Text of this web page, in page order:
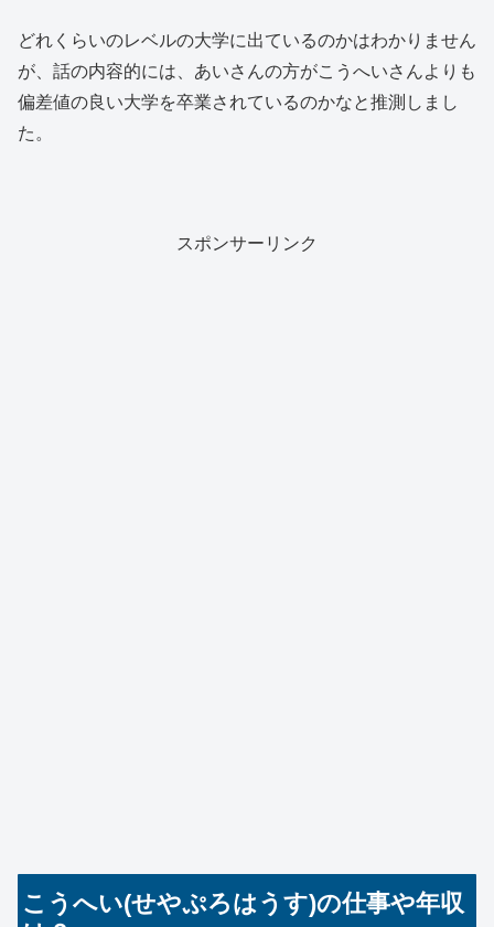
どれくらいのレベルの大学に出ているのかはわかりません
が、話の内容的には、あいさんの方がこうへいさんよりも
偏差値の良い大学を卒業されているのかなと推測しまし
た。
スポンサーリンク
こうへい(せやぷろはうす)の仕事や年収